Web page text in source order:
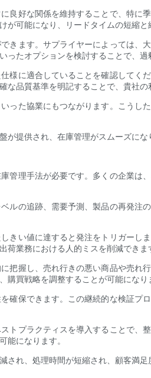
良好な関係を維持することで、特
可能になり、リードタイムの​​短縮と
きます。サプライヤーによっては
たオプションを検討することで、過
様に適合していることを確認して
品質基準を明記することで、貴社の
た協業にもつながります。こうし
提供され、在庫管理がスムーズにな
管理手法が必要です。多くの企業
ルの追跡、需要予測、製品の再発注
い値に達すると発注をトリガーし
業務における人的ミスを削減できま
把握し、売れ行きの悪い商品や売
買戦略を調整することが可能になり
保できます。この継続的な検証プ
トプラクティスを導入することで
能になります。
れ、処理時間が短縮され、顧客満足